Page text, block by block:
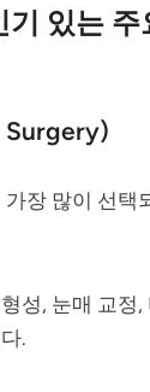
있는 주
장 많이 선택
성, 눈매 교정,
.